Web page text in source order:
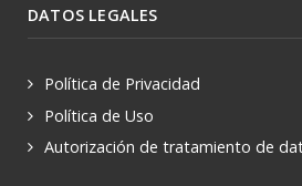
DATOS LEGALES
Política de Privacidad
Política de Uso
Autorización de tratamiento de